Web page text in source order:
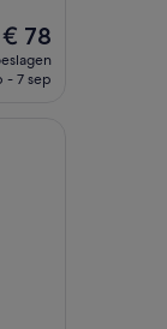
De
prijs
is
€ 78
- 7 sep